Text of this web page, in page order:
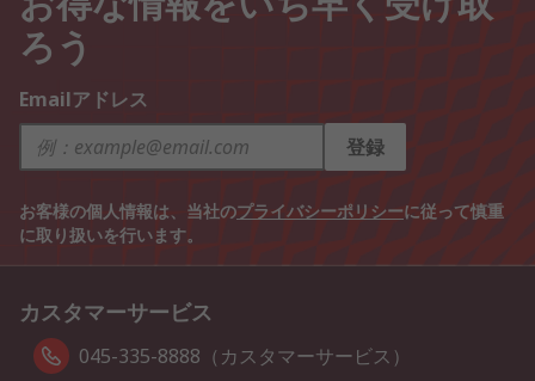
ろう
Emailアドレス
登録
お客様の個人情報は、当社のプライバシーポリシーに従って慎重
に取り扱いを行います。
カスタマーサービス
045-335-8888（カスタマーサービス）